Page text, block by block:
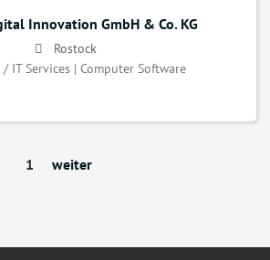
Innovation GmbH & Co. KG
Rostock
IT Services | Computer Software
1 weiter